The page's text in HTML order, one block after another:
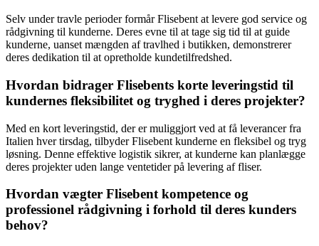
Selv under travle perioder formår Flisebent at levere god service og
rådgivning til kunderne. Deres evne til at tage sig tid til at guide
kunderne, uanset mængden af travlhed i butikken, demonstrerer
deres dedikation til at opretholde kundetilfredshed.
Hvordan bidrager Flisebents korte leveringstid til
kundernes fleksibilitet og tryghed i deres projekter?
Med en kort leveringstid, der er muliggjort ved at få leverancer fra
Italien hver tirsdag, tilbyder Flisebent kunderne en fleksibel og tryg
løsning. Denne effektive logistik sikrer, at kunderne kan planlægge
deres projekter uden lange ventetider på levering af fliser.
Hvordan vægter Flisebent kompetence og
professionel rådgivning i forhold til deres kunders
behov?